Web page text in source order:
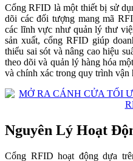
Cổng RFID là một thiết bị sử
dõi các đối tượng mang mã
các lĩnh vực như quản lý thư
sản xuất, cổng RFID giúp
thiểu sai sót và nâng cao hiệu
theo dõi và quản lý hàng hóa
và chính xác trong quy trình vận
Nguyên Lý Hoạt
Cổng RFID hoạt động dựa